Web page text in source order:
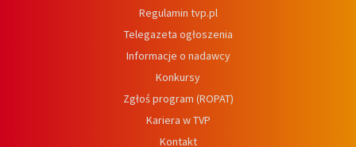
Regulamin tvp.pl
Telegazeta ogłoszenia
Informacje o nadawcy
Konkursy
Zgłoś program (ROPAT)
Kariera w TVP
Kontakt